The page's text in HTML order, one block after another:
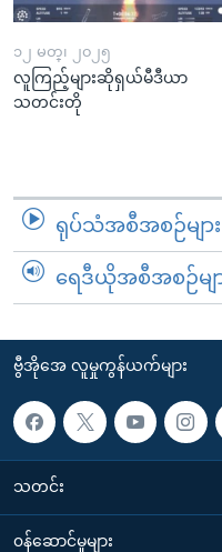
၁၂ မတ္၊ ၂၀၂၅
လူကြည့်များဆိုရှယ်မီဒီယာ
သတင်းတို
ရုပ်သံအစီအစဉ်များ
ရေဒီယိုအစီအစဉ်မျ
ဗွီအိုအေ လူမှုကွန်ယက်များ
သတင်း
၀န်ဆောင်မှုများ